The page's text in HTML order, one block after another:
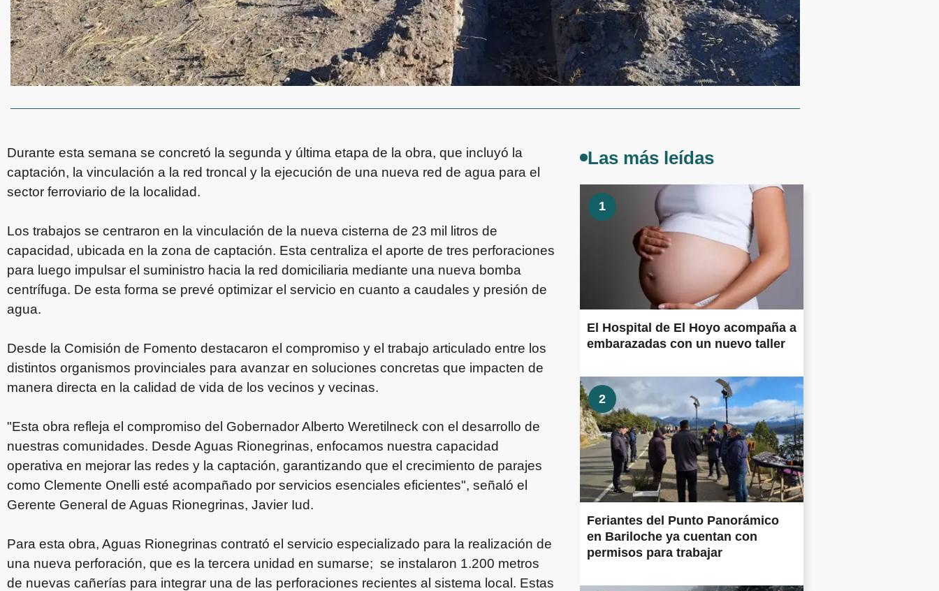
Durante esta semana se concretó la segunda y última etapa de la obra, que incluyó la
captación, la vinculación a la red troncal y la ejecución de una nueva red de agua para el
sector ferroviario de la localidad.
Los trabajos se centraron en la vinculación de la nueva cisterna de 23 mil litros de
capacidad, ubicada en la zona de captación. Esta centraliza el aporte de tres perforaciones
para luego impulsar el suministro hacia la red domiciliaria mediante una nueva bomba
centrífuga. De esta forma se prevé optimizar el servicio en cuanto a caudales y presión de
agua.
Desde la Comisión de Fomento destacaron el compromiso y el trabajo articulado entre los
distintos organismos provinciales para avanzar en soluciones concretas que impacten de
manera directa en la calidad de vida de los vecinos y vecinas.
"Esta obra refleja el compromiso del Gobernador Alberto Weretilneck con el desarrollo de
nuestras comunidades. Desde Aguas Rionegrinas, enfocamos nuestra capacidad
operativa en mejorar las redes y la captación, garantizando que el crecimiento de parajes
como Clemente Onelli esté acompañado por servicios esenciales eficientes", señaló el
Gerente General de Aguas Rionegrinas, Javier Iud.
Para esta obra, Aguas Rionegrinas contrató el servicio especializado para la realización de
una nueva perforación, que es la tercera unidad en sumarse; se instalaron 1.200 metros
de nuevas cañerías para integrar una de las perforaciones recientes al sistema local. Estas
Las más leídas
1
El Hospital de El Hoyo acompaña a
embarazadas con un nuevo taller
2
Feriantes del Punto Panorámico
en Bariloche ya cuentan con
permisos para trabajar